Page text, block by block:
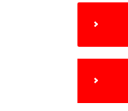
OPTIONS